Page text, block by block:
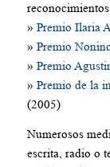
» Premio Ilaria
» Premio
» Premio
» Premio de la
(2005)
Numerosos
escrita, radio o